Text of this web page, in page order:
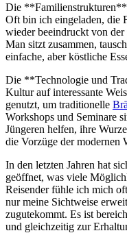
Die **Familienstrukturen**
Oft bin ich ⁢eingeladen, ⁢die
wieder beeindruckt ‌von
Man sitzt zusammen,​
einfache, aber köstliche⁤
Die ⁣**Technologie und⁤
Kultur auf interessante
genutzt, um traditionelle
Workshops und Seminare
Jüngeren⁢ helfen,⁣ ihre
die Vorzüge der modernen
In den letzten Jahren hat
geöffnet,​ was viele
Reisender⁢ fühle ich mich
nur meine ​Sichtweise⁢
zugutekommt.⁢ Es ist
und gleichzeitig zur